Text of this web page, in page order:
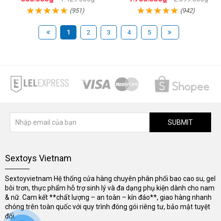
(951) (942)
1 2 3 4 5
SUBMIT
Sextoys Vietnam
Sextoyvietnam Hệ thống cửa hàng chuyên phân phối bao cao su, gel
bôi trơn, thực phẩm hỗ trợ sinh lý và đa dạng phụ kiện dành cho nam
& nữ. Cam kết **chất lượng – an toàn – kín đáo**, giao hàng nhanh
chóng trên toàn quốc với quy trình đóng gói riêng tư, bảo mật tuyệt
đối.